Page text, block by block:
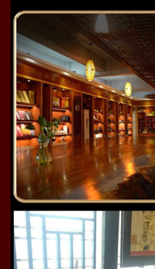
xua đuổi côn trùng, muỗi…
cối hay thiếu ánh sáng
hương để xông đốt vừa tốt
khí, tốt cho sức khỏe.
–Ý nghĩa của trầm hương
Hội tụ vượng khí tinh hoa
khói trầm nghi ngút sánh
hút vượng khi gia tài, gia lộc.
Theo các chuyên gia
hàng trăm năm nên quý
được xem như tín vật hộ
đuổi tà ma, gặp dữ hóa
hương trầmthường được
non bộ mini trở thành vật
lộc.